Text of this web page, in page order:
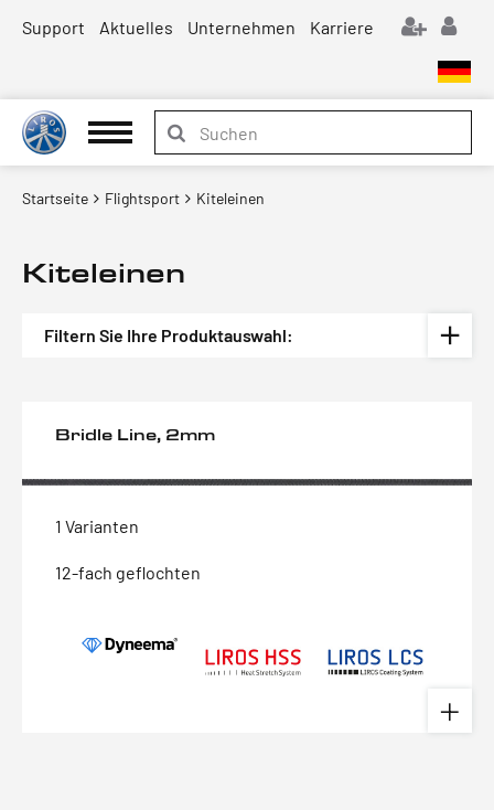
Support Aktuelles Unternehmen Karriere
Startseite Flightsport Kiteleinen
Kiteleinen
Filtern Sie Ihre Produktauswahl:
Bridle Line, 2mm
1 Varianten
12-fach geflochten